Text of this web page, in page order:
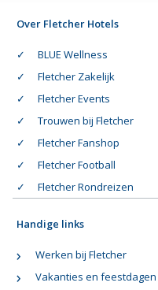
Over Fletcher Hotels
BLUE Wellness
Fletcher Zakelijk
Fletcher Events
Trouwen bij Fletcher
Fletcher Fanshop
Fletcher Football
Fletcher Rondreizen
Handige links
Werken bij Fletcher
Vakanties en feestdagen